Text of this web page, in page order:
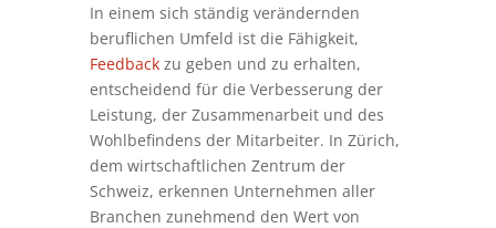
In einem sich ständig verändernden
beruflichen Umfeld ist die Fähigkeit,
Feedbackzu geben und zu erhalten,
entscheidend für die Verbesserung der
Leistung, der Zusammenarbeit und des
Wohlbefindens der Mitarbeiter. In Zürich,
dem wirtschaftlichen Zentrum der
Schweiz, erkennen Unternehmen aller
Branchen zunehmend den Wert von